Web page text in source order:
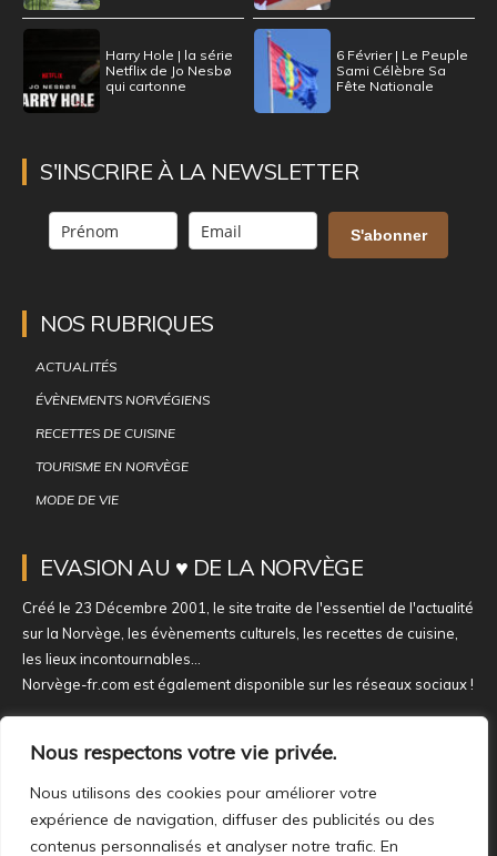
Nous respectons votre vie privée.
Nous utilisons des cookies pour améliorer votre
expérience de navigation, diffuser des publicités ou des
contenus personnalisés et analyser notre trafic. En
Harry Hole | la série
Netflix de Jo Nesbø
qui cartonne
6 Février | Le Peuple
Sami Célèbre Sa
Fête Nationale
S'INSCRIRE À LA NEWSLETTER
S'abonner
NOS RUBRIQUES
ACTUALITÉS
ÉVÈNEMENTS NORVÉGIENS
RECETTES DE CUISINE
TOURISME EN NORVÈGE
MODE DE VIE
EVASION AU ♥ DE LA NORVÈGE
Créé le 23 Décembre 2001, le site traite de l'essentiel de l'actualité
sur la Norvège, les évènements culturels, les recettes de cuisine,
les lieux incontournables...
Norvège-fr.com est également disponible sur les réseaux sociaux !